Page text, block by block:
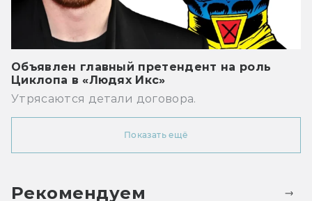
Объявлен главный претендент на роль
Циклопа в «Людях Икс»
Утрясаются детали договора.
Показать ещё
Рекомендуем